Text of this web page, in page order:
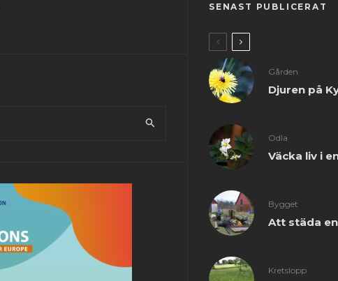
SENAST PUBLICERAT
Gården
Djuren på
Odla
Väcka liv i
Bygget
Att städa
Kretslopp